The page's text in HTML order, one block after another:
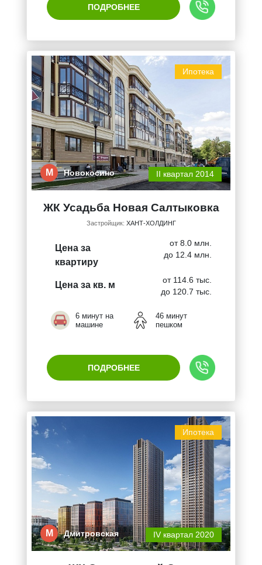
ПОДРОБНЕЕ
Ипотека
М Новокосино II квартал 2014
ЖК Усадьба Новая Салтыковка
Застройщик: ХАНТ-ХОЛДИНГ
Цена за
квартиру
от 8.0 млн.
до 12.4 млн.
Цена за кв. м
от 114.6 тыс.
до 120.7 тыс.
6 минут на
машине
46 минут
пешком
ПОДРОБНЕЕ
Ипотека
М Дмитровская IV квартал 2020